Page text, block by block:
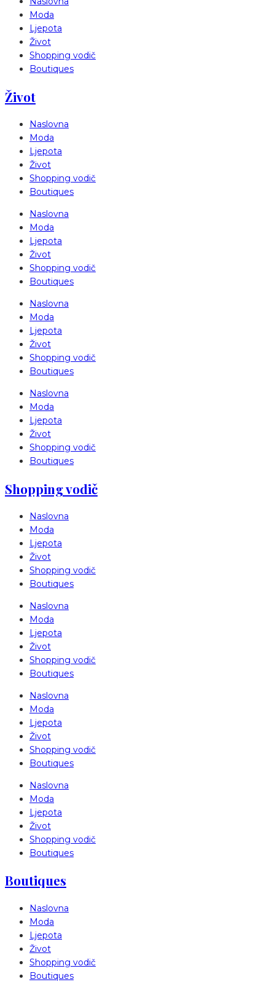
Moda
Ljepota
Život
Shopping vodič
Boutiques
Život
Naslovna
Moda
Ljepota
Život
Shopping vodič
Boutiques
Naslovna
Moda
Ljepota
Život
Shopping vodič
Boutiques
Naslovna
Moda
Ljepota
Život
Shopping vodič
Boutiques
Naslovna
Moda
Ljepota
Život
Shopping vodič
Boutiques
Shopping vodič
Naslovna
Moda
Ljepota
Život
Shopping vodič
Boutiques
Naslovna
Moda
Ljepota
Život
Shopping vodič
Boutiques
Naslovna
Moda
Ljepota
Život
Shopping vodič
Boutiques
Naslovna
Moda
Ljepota
Život
Shopping vodič
Boutiques
Boutiques
Naslovna
Moda
Ljepota
Život
Shopping vodič
Boutiques